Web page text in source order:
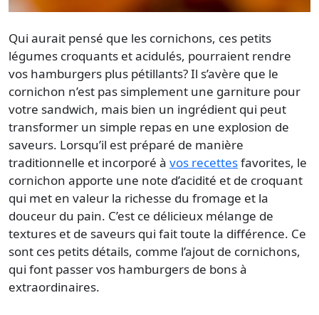
Qui aurait pensé que les cornichons, ces petits
légumes croquants et acidulés, pourraient rendre
vos hamburgers plus pétillants? Il s’avère que le
cornichon n’est pas simplement une garniture pour
votre sandwich, mais bien un ingrédient qui peut
transformer un simple repas en une explosion de
saveurs. Lorsqu’il est préparé de manière
traditionnelle et incorporé à vos recettesfavorites, le
cornichon apporte une note d’acidité et de croquant
qui met en valeur la richesse du fromage et la
douceur du pain. C’est ce délicieux mélange de
textures et de saveurs qui fait toute la différence. Ce
sont ces petits détails, comme l’ajout de cornichons,
qui font passer vos hamburgers de bons à
extraordinaires.